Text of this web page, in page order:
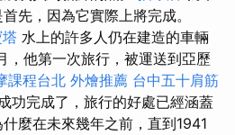
先，因為它實際上將完成。
水上的許多人仍在建造的車輛
，他第一次旅行，被運送到亞歷
課程台北 外燴推薦 台中五十肩筋
功完成了，旅行的好處已經涵蓋
麼在未來幾年之前，直到1941